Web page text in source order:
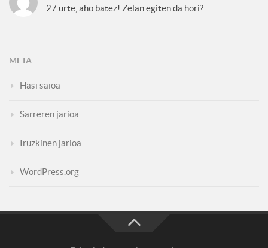
27 urte, aho batez! Zelan egiten da hori?
META
Hasi saioa
Sarreren jarioa
Iruzkinen jarioa
WordPress.org